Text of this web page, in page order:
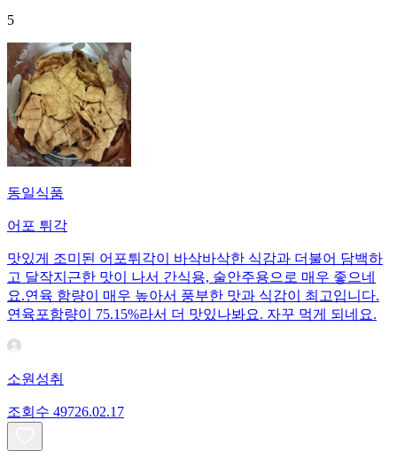
5
동일식품
어포 튀각
맛있게 조미된 어포튀각이 바삭바삭한 식감과 더불어 담백하
고 달작지근한 맛이 나서 간식용, 술안주용으로 매우 좋으네
요.연육 함량이 매우 높아서 풍부한 맛과 식감이 최고입니다.
연육포함량이 75.15%라서 더 맛있나봐요. 자꾸 먹게 되네요.
소원성취
조회수 49726.02.17